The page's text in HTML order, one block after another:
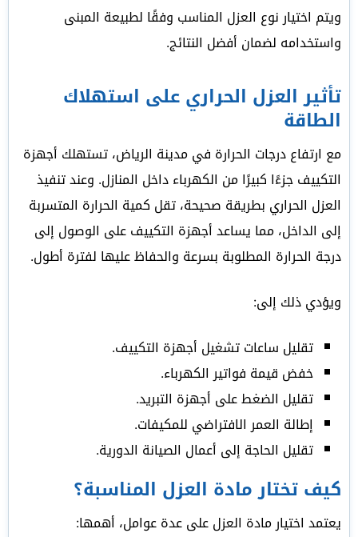
ويتم اختيار نوع العزل المناسب وفقًا لطبيعة المبنى
واستخدامه لضمان أفضل النتائج.
تأثير العزل الحراري على استهلاك
الطاقة
مع ارتفاع درجات الحرارة في مدينة الرياض، تستهلك أجهزة
التكييف جزءًا كبيرًا من الكهرباء داخل المنازل. وعند تنفيذ
العزل الحراري بطريقة صحيحة، تقل كمية الحرارة المتسربة
إلى الداخل، مما يساعد أجهزة التكييف على الوصول إلى
درجة الحرارة المطلوبة بسرعة والحفاظ عليها لفترة أطول.
ويؤدي ذلك إلى:
تقليل ساعات تشغيل أجهزة التكييف.
خفض قيمة فواتير الكهرباء.
تقليل الضغط على أجهزة التبريد.
إطالة العمر الافتراضي للمكيفات.
تقليل الحاجة إلى أعمال الصيانة الدورية.
كيف تختار مادة العزل المناسبة؟
يعتمد اختيار مادة العزل على عدة عوامل، أهمها: